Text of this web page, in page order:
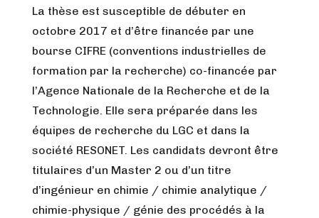
La thèse est susceptible de débuter en
octobre 2017 et d’être financée par une
bourse CIFRE (conventions industrielles de
formation par la recherche) co-financée par
l’Agence Nationale de la Recherche et de la
Technologie. Elle sera préparée dans les
équipes de recherche du LGC et dans la
société RESONET. Les candidats devront être
titulaires d’un Master 2 ou d’un titre
d’ingénieur en chimie / chimie analytique /
chimie-physique / génie des procédés à la